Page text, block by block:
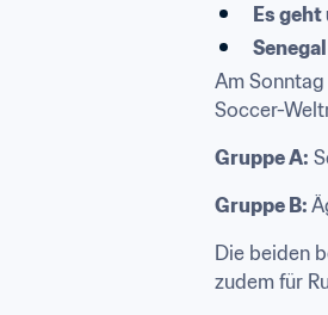
Es
Am
Soccer-
Gruppe A:
Gruppe B:
Die beiden
zudem für